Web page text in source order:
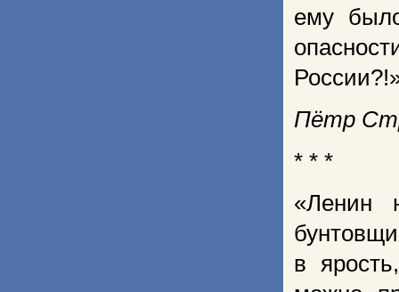
ему
Пётр
* * *
«Ленин
в